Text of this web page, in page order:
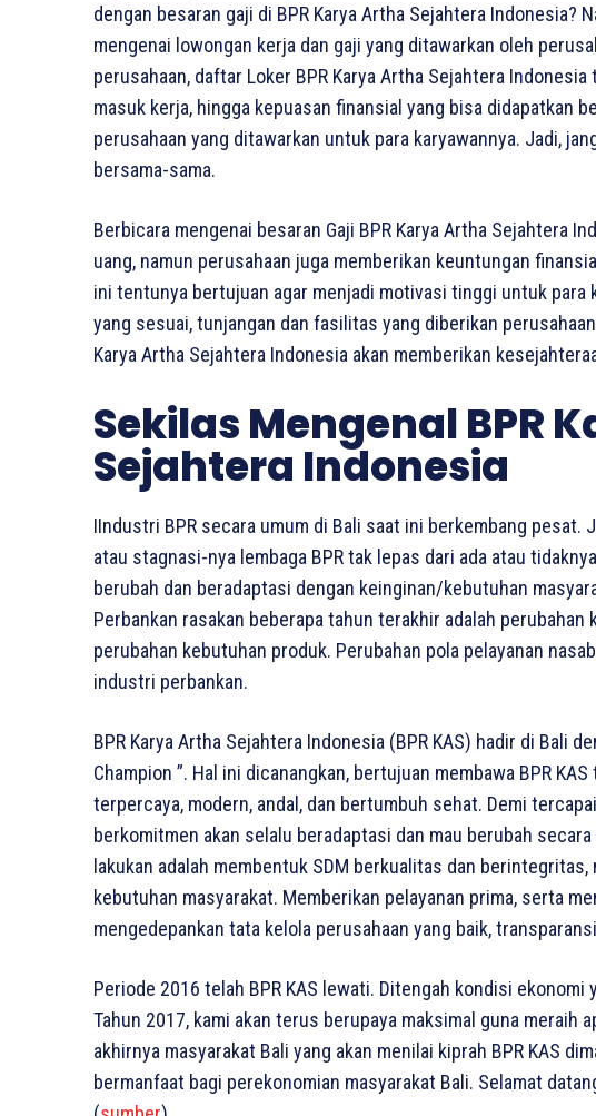
dengan besaran gaji di BPR Karya Artha Sejahtera Indonesia?
mengenai lowongan kerja dan gaji yang ditawarkan oleh
perusahaan, daftar Loker BPR Karya Artha Sejahtera
masuk kerja, hingga kepuasan finansial yang bisa didapatkan
perusahaan yang ditawarkan untuk para karyawannya. Jadi,
bersama-sama.
Berbicara mengenai besaran Gaji BPR Karya Artha Sejahtera
uang, namun perusahaan juga memberikan keuntungan
ini tentunya bertujuan agar menjadi motivasi tinggi untuk para
yang sesuai, tunjangan dan fasilitas yang diberikan
Karya Artha Sejahtera Indonesia akan memberikan
Sekilas Mengenal BPR
Sejahtera Indonesia
IIndustri BPR secara umum di Bali saat ini berkembang pesat.
atau stagnasi-nya lembaga BPR tak lepas dari ada atau
berubah dan beradaptasi dengan keinginan/kebutuhan
Perbankan rasakan beberapa tahun terakhir adalah
perubahan kebutuhan produk. Perubahan pola pelayanan
industri perbankan.
BPR Karya Artha Sejahtera Indonesia (BPR KAS) hadir di Bali
Champion ”. Hal ini dicanangkan, bertujuan membawa BPR
terpercaya, modern, andal, dan bertumbuh sehat. Demi
berkomitmen akan selalu beradaptasi dan mau berubah
lakukan adalah membentuk SDM berkualitas dan
kebutuhan masyarakat. Memberikan pelayanan prima, serta
mengedepankan tata kelola perusahaan yang baik,
Periode 2016 telah BPR KAS lewati. Ditengah kondisi ekonomi
Tahun 2017, kami akan terus berupaya maksimal guna meraih
akhirnya masyarakat Bali yang akan menilai kiprah BPR KAS
bermanfaat bagi perekonomian masyarakat Bali. Selamat